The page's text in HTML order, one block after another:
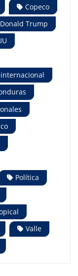
Copeco
Donald Trump
Política
Valle